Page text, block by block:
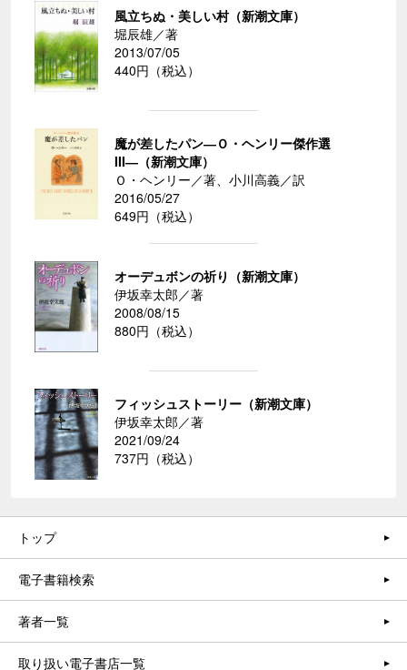
風立ちぬ・美しい村（新潮文庫）
堀辰雄／著
2013/07/05
440円（税込）
魔が差したパン―Ｏ・ヘンリー傑作選
III―（新潮文庫）
Ｏ・ヘンリー／著、小川高義／訳
2016/05/27
649円（税込）
オーデュボンの祈り（新潮文庫）
伊坂幸太郎／著
2008/08/15
880円（税込）
フィッシュストーリー（新潮文庫）
伊坂幸太郎／著
2021/09/24
737円（税込）
トップ
電子書籍検索
著者一覧
取り扱い電子書店一覧